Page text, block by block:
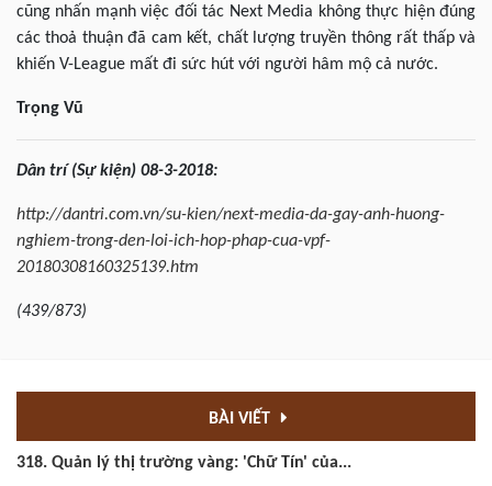
cũng nhấn mạnh việc đối tác Next Media không thực hiện đúng
các thoả thuận đã cam kết, chất lượng truyền thông rất thấp và
khiến V-League mất đi sức hút với người hâm mộ cả nước.
Trọng Vũ
Dân trí (Sự kiện) 08-3-2018:
http://dantri.com.vn/su-kien/next-media-da-gay-anh-huong-
nghiem-trong-den-loi-ich-hop-phap-cua-vpf-
20180308160325139.htm
(439/873)
BÀI VIẾT
318. Quản lý thị trường vàng: 'Chữ Tín' của...